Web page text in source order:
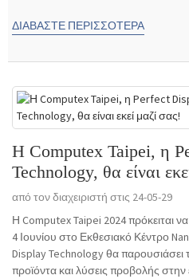
ΔΙΑΒΆΣΤΕ ΠΕΡΙΣΣΌΤΕΡΑ
Η Computex Taipei, η
Technology, θα είναι
από τον διαχειριστή στις 24-05-29
Η Computex Taipei 2024 πρόκειται να
4 Ιουνίου στο Εκθεσιακό Κέντρο
Display Technology θα παρουσιάσει
προϊόντα και λύσεις προβολής